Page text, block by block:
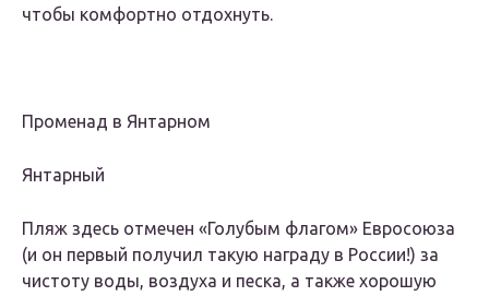
чтобы комфортно отдохнуть.
Променад в Янтарном
Янтарный
Пляж здесь отмечен «Голубым флагом» Евросоюза
(и он первый получил такую награду в России!) за
чистоту воды, воздуха и песка, а также хорошую